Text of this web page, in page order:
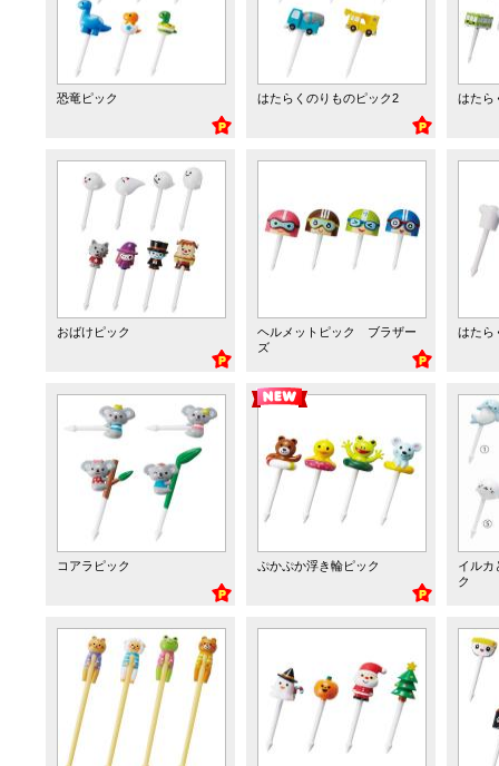
恐竜ピック はたらくのりものピック2 はたら
おばけピック
ヘルメットピック ブラザー
ズ
はたら
コアラピック ぷかぷか浮き輪ピック
イルカ
ク